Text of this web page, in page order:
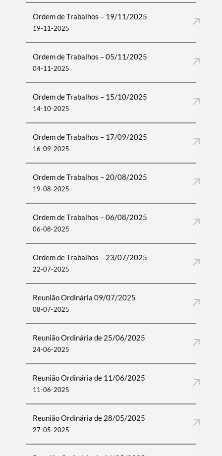
Ordem de Trabalhos – 19/11/2025
19-11-2025
Ordem de Trabalhos – 05/11/2025
04-11-2025
Ordem de Trabalhos – 15/10/2025
14-10-2025
Ordem de Trabalhos – 17/09/2025
16-09-2025
Ordem de Trabalhos – 20/08/2025
19-08-2025
Ordem de Trabalhos – 06/08/2025
06-08-2025
Ordem de Trabalhos – 23/07/2025
22-07-2025
Reunião Ordinária 09/07/2025
08-07-2025
Reunião Ordinária de 25/06/2025
24-06-2025
Reunião Ordinária de 11/06/2025
11-06-2025
Reunião Ordinária de 28/05/2025
27-05-2025